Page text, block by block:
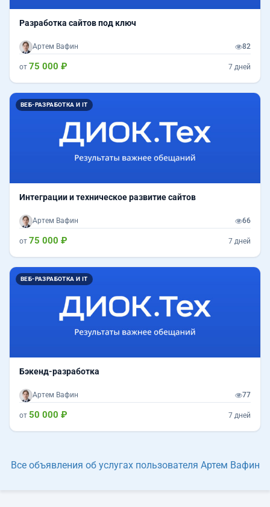
Разработка сайтов под ключ
Артем Вафин 82
от 75 000 ₽ 7 дней
ВЕБ-РАЗРАБОТКА И IT
Интеграции и техническое развитие сайтов
Артем Вафин 66
от 75 000 ₽ 7 дней
ВЕБ-РАЗРАБОТКА И IT
Бэкенд-разработка
Артем Вафин 77
от 50 000 ₽ 7 дней
Все объявления об услугах пользователя Артем Вафин